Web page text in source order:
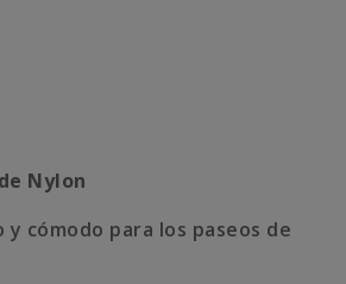
Nylon
y cómodo para los paseos de